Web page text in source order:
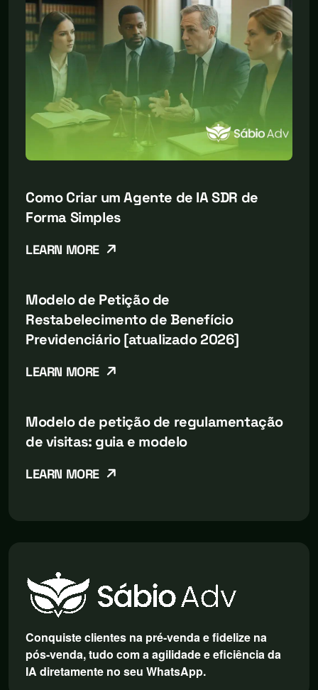
Como Criar um Agente de IA SDR de
Forma Simples
LEARN MORE
Modelo de Petição de
Restabelecimento de Benefício
Previdenciário [atualizado 2026]
LEARN MORE
Modelo de petição de regulamentação
de visitas: guia e modelo
LEARN MORE
Conquiste clientes na pré-venda e fidelize na
pós-venda, tudo com a agilidade e eficiência da
IA diretamente no seu WhatsApp.